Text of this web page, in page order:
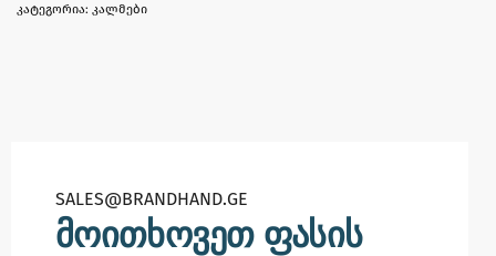
კატეგორია: კალმები
SALES@BRANDHAND.GE​
მოითხოვეთ ფასის